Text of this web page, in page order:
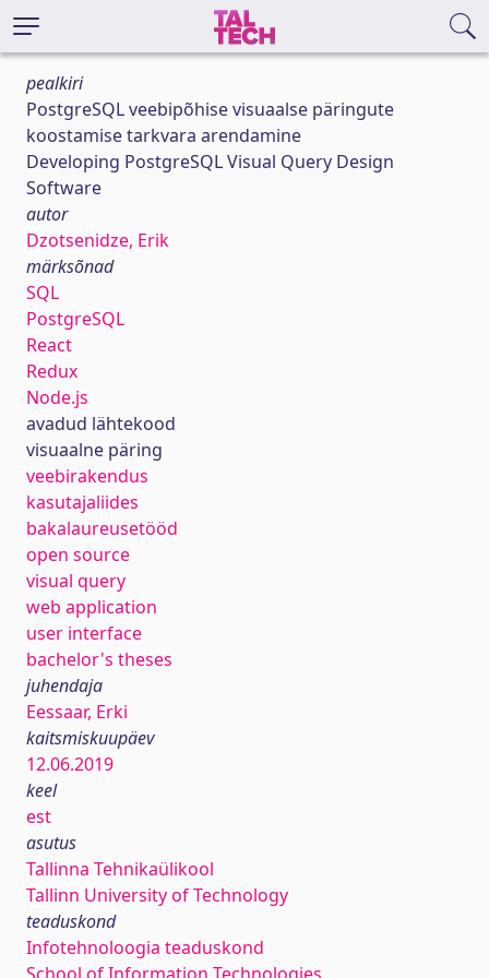
pealkiri
PostgreSQL veebipõhise visuaalse päringute
koostamise tarkvara arendamine
Developing PostgreSQL Visual Query Design
Software
autor
Dzotsenidze, Erik
märksõnad
SQL
PostgreSQL
React
Redux
Node.js
avadud lähtekood
visuaalne päring
veebirakendus
kasutajaliides
bakalaureusetööd
open source
visual query
web application
user interface
bachelor's theses
juhendaja
Eessaar, Erki
kaitsmiskuupäev
12.06.2019
keel
est
asutus
Tallinna Tehnikaülikool
Tallinn University of Technology
teaduskond
Infotehnoloogia teaduskond